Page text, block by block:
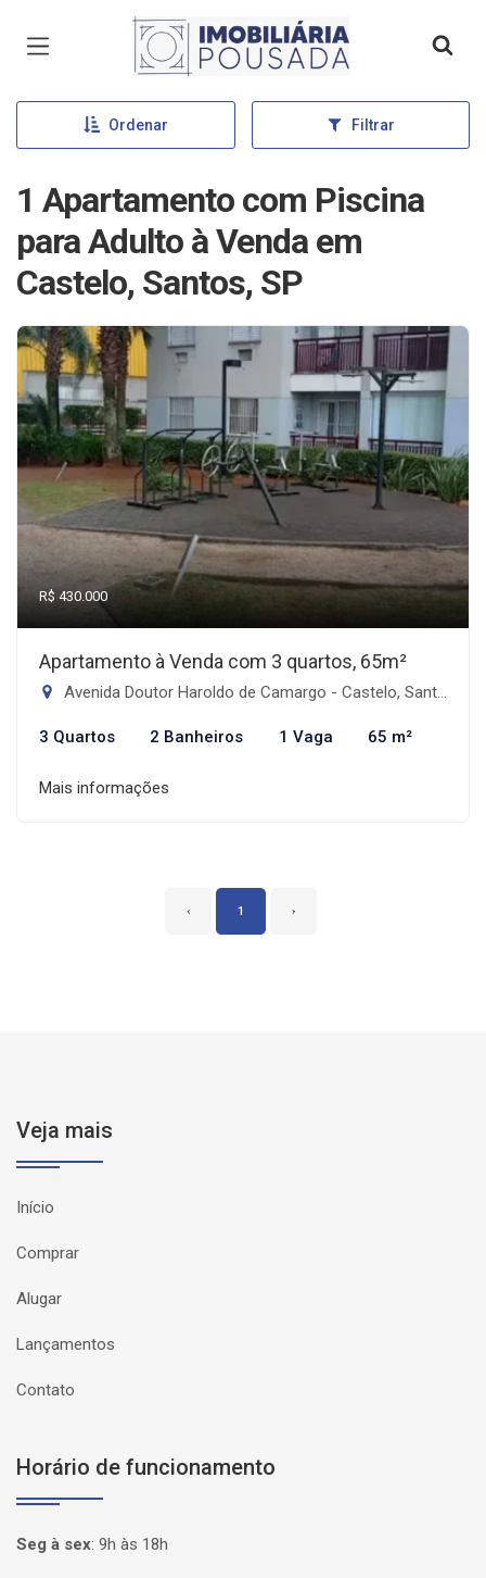
Página inicial
Ordenar Filtrar
1 Apartamento com Piscina
para Adulto à Venda em
Castelo, Santos, SP
R$ 430.000
Apartamento à Venda com 3 quartos, 65m²
Avenida Doutor Haroldo de Camargo - Castelo, Santos-SP
3 Quartos 2 Banheiros 1 Vaga 65 m²
Mais informações
‹ 1 ›
Veja mais
Início
Comprar
Alugar
Lançamentos
Contato
Horário de funcionamento
Seg à sex: 9h às 18h